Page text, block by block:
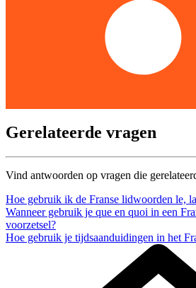
Gerelateerde vragen
Vind antwoorden op vragen die
Hoe gebruik ik de Franse lidwoorden le,
Wanneer gebruik je que en quoi in een
voorzetsel?
Hoe gebruik je tijdsaanduidingen in het